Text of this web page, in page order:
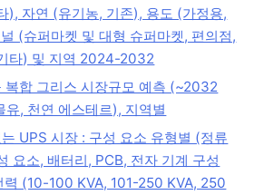
), 자연 (유기농, 기존), 용도 (가정용,
(슈퍼마켓 및 대형 슈퍼마켓, 편의점,
타) 및 지역 2024-2032
복합 그리스 시장규모 예측 (~2032
유, 천연 에스테르), 지역별
UPS 시장 : 구성 요소 유형별 (정류
요소, 배터리, PCB, 전자 기계 구성
력 (10-100 KVA, 101-250 KVA, 250